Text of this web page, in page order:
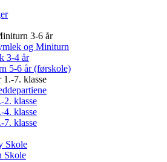
3-6 år
og Miniturn
3-4 år
5-6 år (førskole)
1.-7. klasse
2. klasse
4. klasse
7. klasse
Skole
Skole